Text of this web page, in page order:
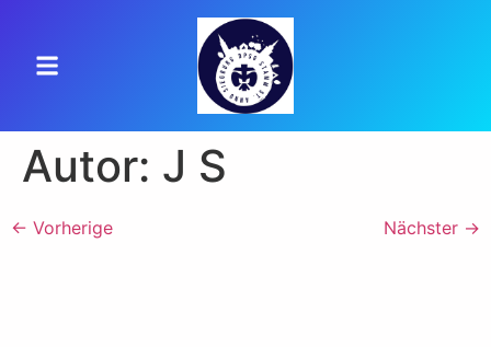
Autor: J S
← Vorherige Nächster →